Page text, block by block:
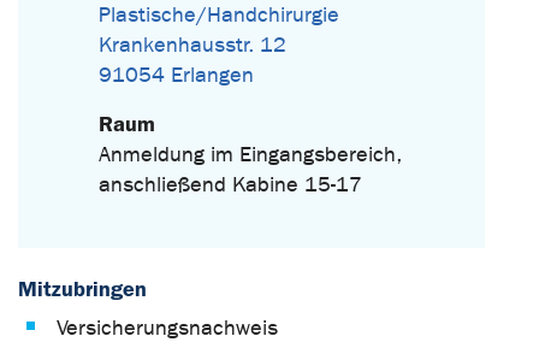
Plastische/Handchirurgie
Krankenhausstr. 12
91054 Erlangen
Raum
Anmeldung im Eingangsbereich,
anschließend Kabine 15-17
Mitzubringen
Versicherungsnachweis